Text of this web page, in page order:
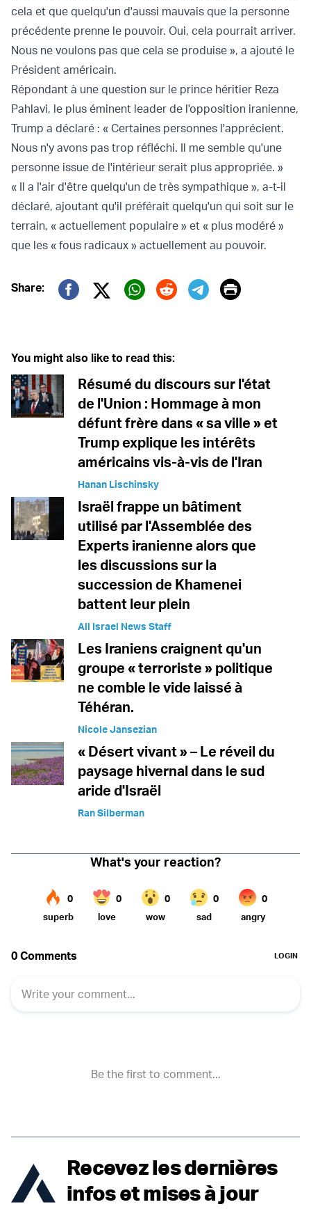
cela et que quelqu'un d'aussi mauvais que la personne
précédente prenne le pouvoir. Oui, cela pourrait arriver.
Nous ne voulons pas que cela se produise », a ajouté le
Président américain.
Répondant à une question sur le prince héritier Reza
Pahlavi, le plus éminent leader de l'opposition iranienne,
Trump a déclaré : « Certaines personnes l'apprécient.
Nous n'y avons pas trop réfléchi. Il me semble qu'une
personne issue de l'intérieur serait plus appropriée. »
« Il a l'air d'être quelqu'un de très sympathique », a-t-il
déclaré, ajoutant qu'il préférait quelqu'un qui soit sur le
terrain, « actuellement populaire » et « plus modéré »
que les « fous radicaux » actuellement au pouvoir.
Share:
Twitter (X)
Print
You might also like to read this:
Résumé du discours sur l'état
de l'Union : Hommage à mon
défunt frère dans « sa ville » et
Trump explique les intérêts
américains vis-à-vis de l'Iran
Hanan Lischinsky
Israël frappe un bâtiment
utilisé par l'Assemblée des
Experts iranienne alors que
les discussions sur la
succession de Khamenei
battent leur plein
All Israel News Staff
Les Iraniens craignent qu'un
groupe « terroriste » politique
ne comble le vide laissé à
Téhéran.
Nicole Jansezian
« Désert vivant » – Le réveil du
paysage hivernal dans le sud
aride d'Israël
Ran Silberman
Recevez les dernières
infos et mises à jour